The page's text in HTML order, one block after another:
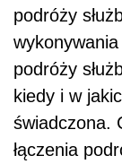
podróży
podróży
kiedy i w
świadczona.
łączenia